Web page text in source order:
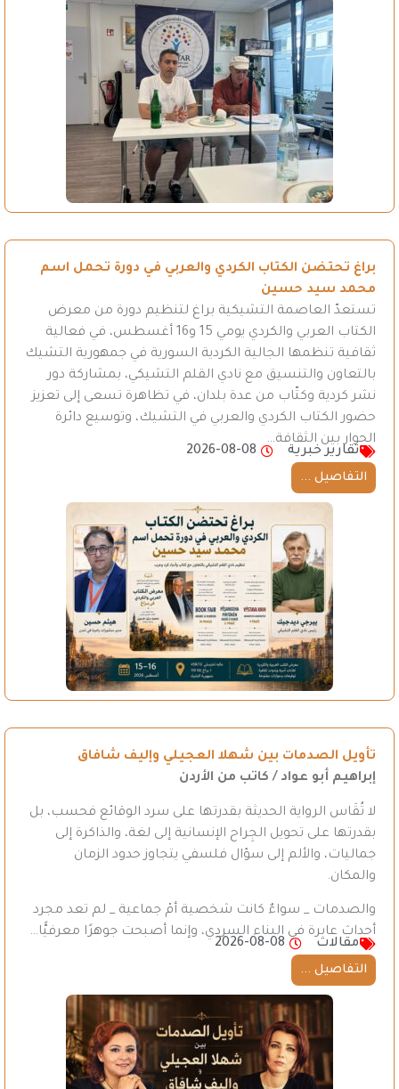
براغ تحتضن الكتاب الكردي والعربي في دورة تحمل اسم
محمد سيد حسين
تستعدّ العاصمة التشيكية براغ لتنظيم دورة من معرض
الكتاب العربي والكردي يومي 15 و16 أغسطس، في فعالية
ثقافية تنظمها الجالية الكردية السورية في جمهورية التشيك
بالتعاون والتنسيق مع نادي القلم التشيكي، بمشاركة دور
نشر كردية وكتّاب من عدة بلدان، في تظاهرة تسعى إلى تعزيز
حضور الكتاب الكردي والعربي في التشيك، وتوسيع دائرة
الحوار بين الثقافة…
تقارير خبرية
2026-08-08
التفاصيل ...
تأويل الصدمات بين شهلا العجيلي وإليف شافاق
إبراهيم أبو عواد / كاتب من الأردن
لا تُقَاس الرواية الحديثة بقدرتها على سرد الوقائع فحسب، بل
بقدرتها على تحويل الجِراح الإنسانية إلى لغة، والذاكرة إلى
جماليات، والألم إلى سؤال فلسفي يتجاوز حدود الزمان
والمكان.
والصدمات _ سواءٌ كانت شخصية أمْ جماعية _ لم تعد مجرد
أحداث عابرة في البناء السردي، وإنما أصبحت جوهرًا معرفيًّا…
مقالات
2026-08-08
التفاصيل ...